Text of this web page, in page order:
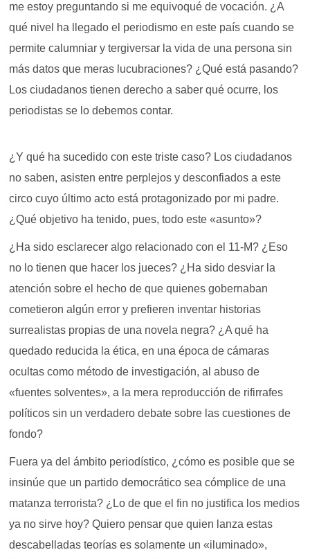
me estoy preguntando si me equivoqué de vocación. ¿A
qué nivel ha llegado el periodismo en este país cuando se
permite calumniar y tergiversar la vida de una persona sin
más datos que meras lucubraciones? ¿Qué está pasando?
Los ciudadanos tienen derecho a saber qué ocurre, los
periodistas se lo debemos contar.
¿Y qué ha sucedido con este triste caso? Los ciudadanos
no saben, asisten entre perplejos y desconfiados a este
circo cuyo último acto está protagonizado por mi padre.
¿Qué objetivo ha tenido, pues, todo este «asunto»?
¿Ha sido esclarecer algo relacionado con el 11-M? ¿Eso
no lo tienen que hacer los jueces? ¿Ha sido desviar la
atención sobre el hecho de que quienes gobernaban
cometieron algún error y prefieren inventar historias
surrealistas propias de una novela negra? ¿A qué ha
quedado reducida la ética, en una época de cámaras
ocultas como método de investigación, al abuso de
«fuentes solventes», a la mera reproducción de rifirrafes
políticos sin un verdadero debate sobre las cuestiones de
fondo?
Fuera ya del ámbito periodístico, ¿cómo es posible que se
insinúe que un partido democrático sea cómplice de una
matanza terrorista? ¿Lo de que el fin no justifica los medios
ya no sirve hoy? Quiero pensar que quien lanza estas
descabelladas teorías es solamente un «iluminado»,